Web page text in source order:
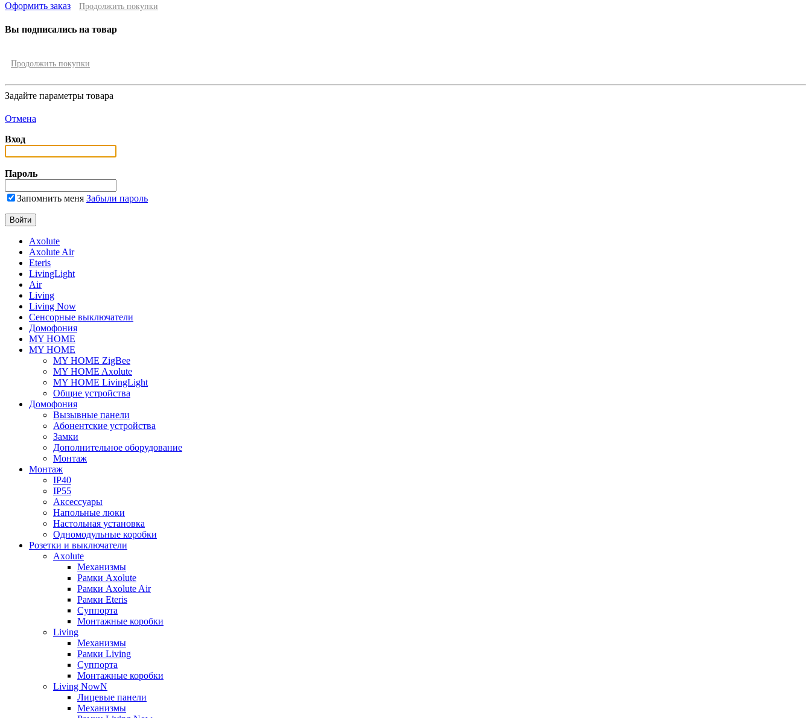
Оформить заказ Продолжить покупки
Вы подписались на товар
Продолжить покупки
Задайте параметры товара
Отмена
Вход
Пароль
Запомнить меня Забыли пароль
Axolute
Axolute Air
Eteris
LivingLight
Air
Living
Living Now
Сенсорные выключатели
Домофония
MY HOME
MY HOME
MY HOME ZigBee
MY HOME Axolute
MY HOME LivingLight
Общие устройства
Домофония
Вызывные панели
Абонентские устройства
Замки
Дополнительное оборудование
Монтаж
Монтаж
IP40
IP55
Аксессуары
Напольные люки
Настольная установка
Одномодульные коробки
Розетки и выключатели
Axolute
Механизмы
Рамки Axolute
Рамки Axolute Air
Рамки Eteris
Суппорта
Монтажные коробки
Living
Механизмы
Рамки Living
Суппорта
Монтажные коробки
Living NowN
Лицевые панели
Механизмы